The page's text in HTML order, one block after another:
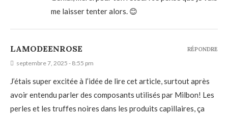
me laisser tenter alors. 😊
LAMODEENROSE
septembre 7, 2025 - 8:55 pm
J’étais super excitée à l’idée de lire cet article, surtout après
avoir entendu parler des composants utilisés par Milbon! Les
perles et les truffes noires dans les produits capillaires, ça
RÉPONDRE